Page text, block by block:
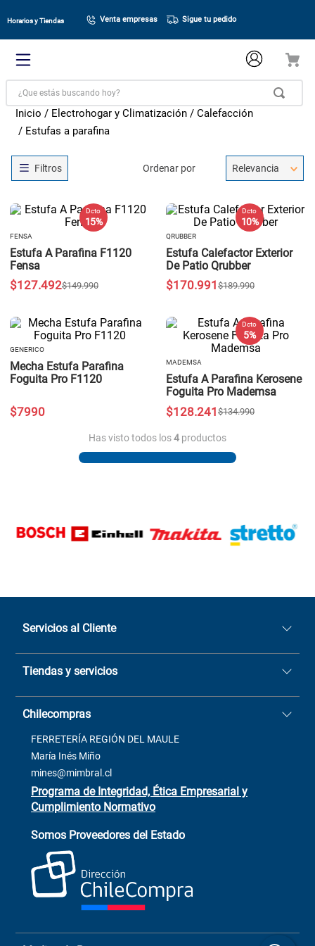
Horarios y Tiendas Venta empresas Sigue tu pedido
¿Que estás buscando hoy?
Electrohogar y Climatización
Calefacción
Estufas a parafina
Ordenar por Relevancia
Dcto
15 %
FENSA
Estufa A Parafina F1120
Fensa
$149.990
$127.492
Dcto
10 %
QRUBBER
Estufa Calefactor Exterior
De Patio Qrubber
$189.990
$170.991
GENERICO
Mecha Estufa Parafina
Foguita Pro F1120
$7990
Dcto
5 %
MADEMSA
Estufa A Parafina Kerosene
Foguita Pro Mademsa
$134.990
$128.241
Has visto todos los4 productos
Servicios al Cliente
Quiénes somos
Sucursales
Términos y condiciones
Contacto
Venta Terreno
Trabaja con Nosotros
+56 9 6779 0465
+(73) 256
ChileCompras
+56 9 9888 9549
Tiendas y servicios
Casa Matriz: Avenida Chorrillos
2137 San Javier, Fono (73)
Chilecompras
FERRETERÍA REGIÓN DEL MAULE
María Inés Miño
mines@mimbral.cl
Programa de Integridad, Ética Empresarial y
Cumplimiento Normativo
Somos Proveedores del Estado